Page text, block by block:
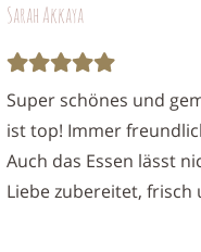
und
freundlich,
Essen lässt nichts zu
frisch und